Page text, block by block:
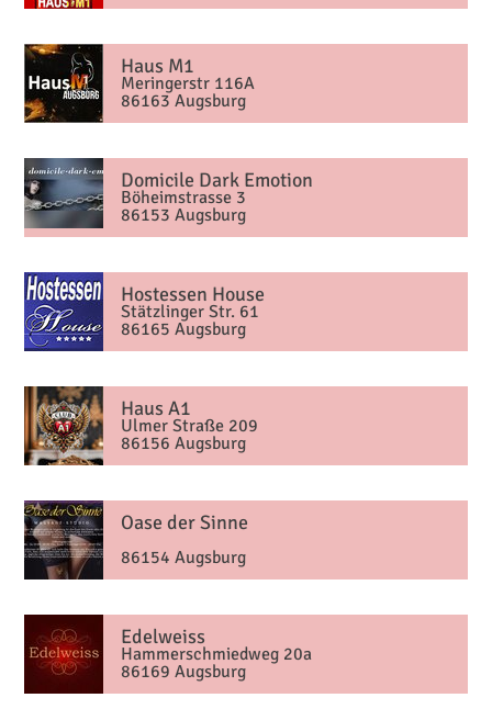
Haus M1
Meringerstr 116A
86163 Augsburg
Domicile Dark Emotion
Böheimstrasse 3
86153 Augsburg
Hostessen House
Stätzlinger Str. 61
86165 Augsburg
Haus A1
Ulmer Straße 209
86156 Augsburg
Oase der Sinne
86154 Augsburg
Edelweiss
Hammerschmiedweg 20a
86169 Augsburg